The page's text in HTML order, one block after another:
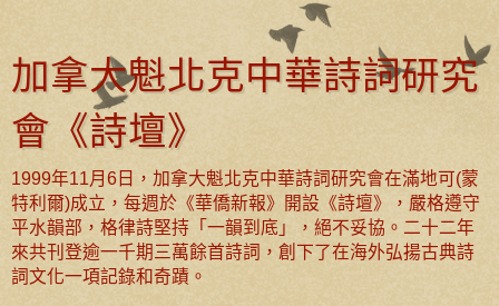
加拿大魁北克中華詩詞研究
會《詩壇》
1999年11月6日，加拿大魁北克中華詩詞研究會在滿地可(蒙
特利爾)成立，每週於《華僑新報》開設《詩壇》，嚴格遵守
平水韻部，格律詩堅持「一韻到底」，絕不妥協。二十二年
來共刊登逾一千期三萬餘首詩詞，創下了在海外弘揚古典詩
詞文化一項記錄和奇蹟。